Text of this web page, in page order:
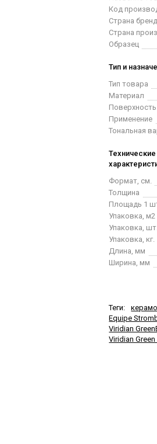
Код
Страна
Страна
Образец
Тип и
Тип товара
Материал
Поверхность
Применение
Тональная
Технические
Формат, см.
Толщина
Площадь 1
Упаковка, м2
Упаковка,
Упаковка, кг.
Длина, мм
Ширина, мм
Теги:
Equipe
Viridian
Viridian Green